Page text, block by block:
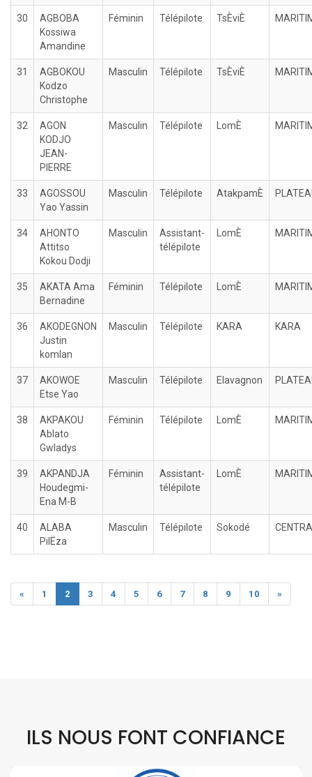
30
AGBOBA
Kossiwa
Amandine
Féminin Télépilote TsÈviÈ
31
AGBOKOU
Kodzo
Christophe
Masculin Télépilote TsÈviÈ
32
AGON
KODJO
JEAN-
PIERRE
Masculin Télépilote LomÈ
33
AGOSSOU
Yao Yassin
Masculin Télépilote AtakpamÈ
34
AHONTO
Attitso
Kokou Dodji
Masculin
Assistant-
télépilote
LomÈ
35
AKATA Ama
Bernadine
Féminin Télépilote LomÈ
36
AKODEGNON
Justin
komlan
Masculin Télépilote KARA KARA
37
AKOWOE
Etse Yao
Masculin Télépilote Elavagnon
38
AKPAKOU
Ablato
Gwladys
Féminin Télépilote LomÈ
39
AKPANDJA
Houdegmi-
Ena M-B
Féminin
Assistant-
télépilote
LomÈ
40
ALABA
PilËza
Masculin Télépilote Sokodé
« 1 2 3 4 5 6 7 8 9 10 »
ILS NOUS FONT CONFIANCE